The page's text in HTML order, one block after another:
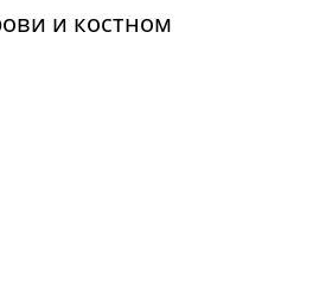
и костном